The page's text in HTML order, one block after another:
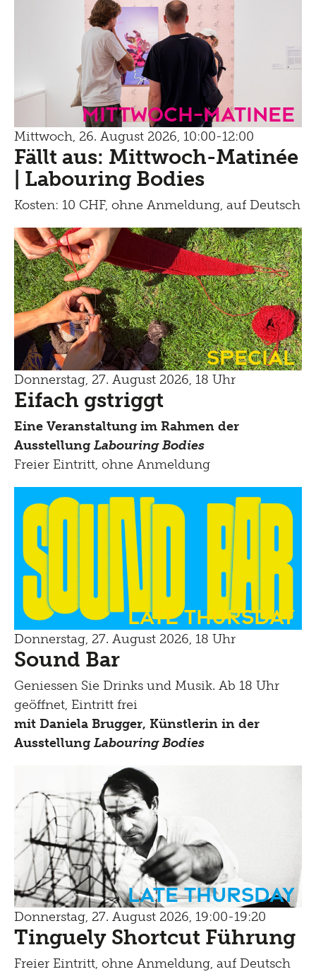
mittwoch-matinee
Mittwoch, 26. August 2026, 10:00-12:00
Fällt aus: Mittwoch-Matinée
| Labouring Bodies
Kosten: 10 CHF, ohne Anmeldung, auf Deutsch
Special
Donnerstag, 27. August 2026, 18 Uhr
Eifach gstriggt
Eine Veranstaltung im Rahmen der
Ausstellung Labouring Bodies
Freier Eintritt, ohne Anmeldung
Late Thursday
Donnerstag, 27. August 2026, 18 Uhr
Sound Bar
Geniessen Sie Drinks und Musik. Ab 18 Uhr
geöffnet, Eintritt frei
mit Daniela Brugger, Künstlerin in der
Ausstellung Labouring Bodies
Late Thursday
Donnerstag, 27. August 2026, 19:00-19:20
Tinguely Shortcut Führung
Freier Eintritt, ohne Anmeldung, auf Deutsch